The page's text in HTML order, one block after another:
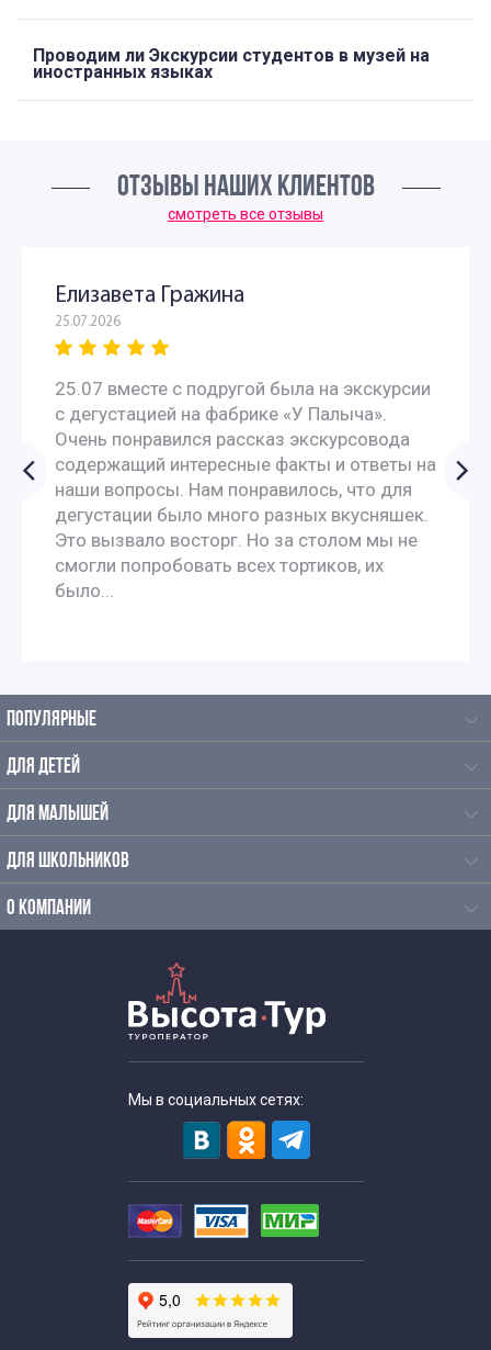
Проводим ли Экскурсии студентов в музей на
иностранных языках
ОТЗЫВЫ НАШИХ КЛИЕНТОВ
смотреть все отзывы
Елизавета Гражина
25.07.2026
25.07 вместе с подругой была на экскурсии
с дегустацией на фабрике «У Палыча».
Очень понравился рассказ экскурсовода
содержащий интересные факты и ответы на
наши вопросы. Нам понравилось, что для
дегустации было много разных вкусняшек.
Это вызвало восторг. Но за столом мы не
смогли попробовать всех тортиков, их
было...
ПОПУЛЯРНЫЕ
ДЛЯ ДЕТЕЙ
ДЛЯ МАЛЫШЕЙ
ДЛЯ ШКОЛЬНИКОВ
О КОМПАНИИ
Мы в социальных сетях: